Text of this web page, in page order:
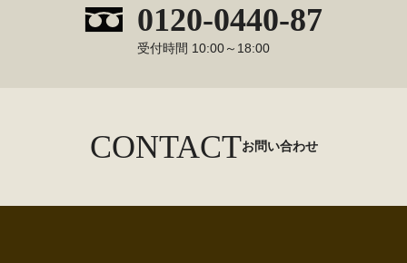
0120-0440-87
受付時間 10:00～18:00
CONTACTお問い合わせ